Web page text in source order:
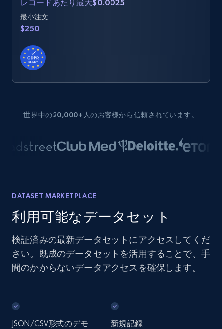
レコードあたり最大$0.0025
最小注文
$250
世界中の20,000+人のお客様から信頼されています。
DATASET MARKETPLACE
利用可能なデータセット
検証済みの最新データセットにアクセスしてくだ
さい。既成のデータセットを活用することで、手
間のかからないデータアクセスを確保します。
JSON/CSV形式のデモ
新規記録